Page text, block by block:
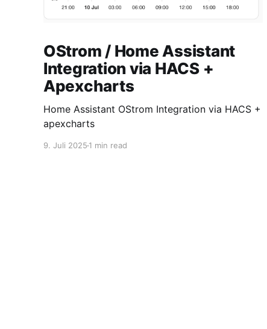
OStrom / Home Assistant
Integration via HACS +
Apexcharts
Home Assistant OStrom Integration via HACS +
apexcharts
9. Juli 2025 1 min read